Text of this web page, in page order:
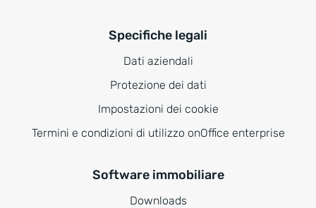
Specifiche legali
Dati aziendali
Protezione dei dati
Impostazioni dei cookie
Termini e condizioni di utilizzo onOffice enterprise
Software immobiliare
Downloads